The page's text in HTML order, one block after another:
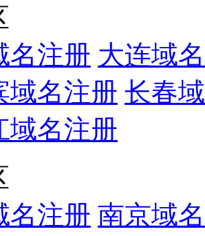
名注册 大连域
域名注册 长春
域名注册
名注册 南京域